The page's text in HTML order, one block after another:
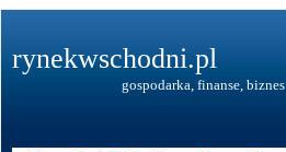
rynekwschodni.pl
gospodarka, finanse, biznes